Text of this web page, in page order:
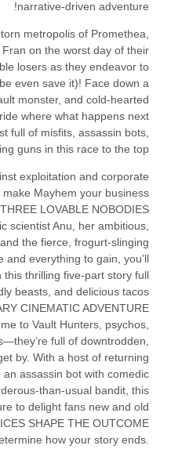
narrative-driven adventure!
metropolis of Promethea,
Fran on the worst day of their
losers as they endeavor to
even save it)! Face down a
monster, and cold-hearted
where what happens next
full of misfits, assassin bots,
guns in this race to the top!
exploitation and corporate
make Mayhem your business.
LOVABLE NOBODIES
scientist Anu, her ambitious,
the fierce, frogurt-slinging
and everything to gain, you’ll
thrilling five-part story full
beasts, and delicious tacos.
CINEMATIC ADVENTURE
to Vault Hunters, psychos,
full of downtrodden,
by. With a host of returning
assassin bot with comedic
than-usual bandit, this
to delight fans new and old.
SHAPE THE OUTCOME
how your story ends.